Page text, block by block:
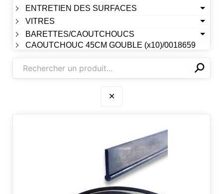
ENTRETIEN DES SURFACES
VITRES
BARETTES/CAOUTCHOUCS
CAOUTCHOUC 45CM GOUBLE (x10)/0018659
✕⚲
✕